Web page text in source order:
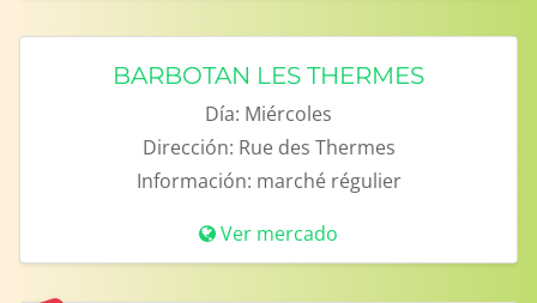
BARBOTAN LES THERMES
Día: Miércoles
Dirección: Rue des Thermes
Información: marché régulier
Ver mercado